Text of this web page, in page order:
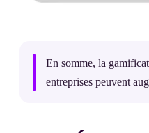
En somme, la
entreprises peuvent